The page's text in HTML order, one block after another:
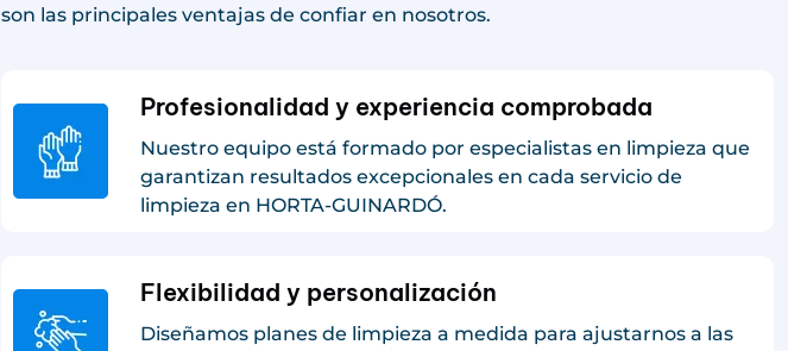
son las principales ventajas de confiar en nosotros.
Profesionalidad y experiencia comprobada
Nuestro equipo está formado por especialistas en limpieza que
garantizan resultados excepcionales en cada servicio de
limpieza en HORTA-GUINARDÓ.
Flexibilidad y personalización
Diseñamos planes de limpieza a medida para ajustarnos a las